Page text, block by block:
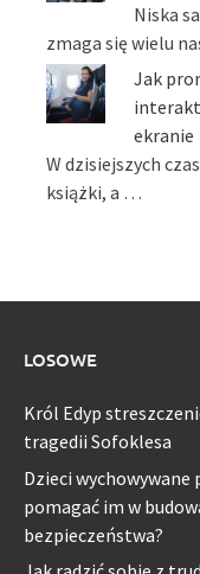
Niska
zmaga się wielu
Jak
ekranie
W dzisiejszych
książki, a …
LOSOWE
Król Edyp
tragedii Sofoklesa
Dzieci
pomagać im w
bezpieczeństwa?